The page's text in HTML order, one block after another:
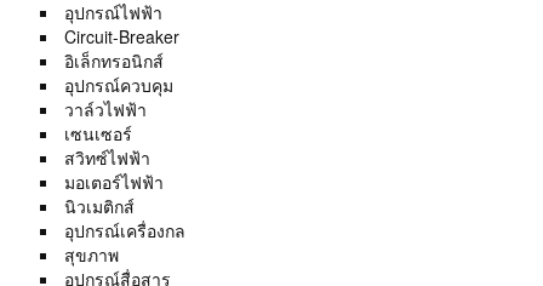
อุปกรณ์ไฟฟ้า
Circuit-Breaker
อิเล็กทรอนิกส์
อุปกรณ์ควบคุม
วาล์วไฟฟ้า
เซนเซอร์
สวิทซ์ไฟฟ้า
มอเตอร์ไฟฟ้า
นิวเมติกส์
อุปกรณ์เครื่องกล
สุขภาพ
อุปกรณ์สื่อสาร